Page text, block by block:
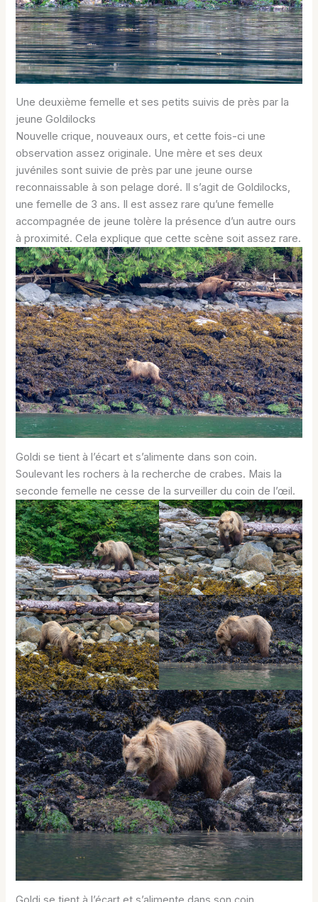
Une deuxième femelle et ses petits suivis de près par la
jeune Goldilocks
Nouvelle crique, nouveaux ours, et cette fois-ci une
observation assez originale. Une mère et ses deux
juvéniles sont suivie de près par une jeune ourse
reconnaissable à son pelage doré. Il s’agit de Goldilocks,
une femelle de 3 ans. Il est assez rare qu’une femelle
accompagnée de jeune tolère la présence d’un autre ours
à proximité. Cela explique que cette scène soit assez rare.
Goldi se tient à l’écart et s’alimente dans son coin.
Soulevant les rochers à la recherche de crabes. Mais la
seconde femelle ne cesse de la surveiller du coin de l’œil.